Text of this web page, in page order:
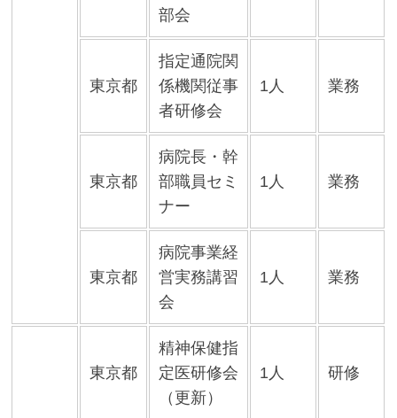
部会
東京都
指定通院関
係機関従事
者研修会
1人 業務
東京都
病院長・幹
部職員セミ
ナー
1人 業務
東京都
病院事業経
営実務講習
会
1人 業務
東京都
精神保健指
定医研修会
（更新）
1人 研修